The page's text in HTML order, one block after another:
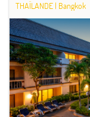
THAÏLANDE | Bangkok